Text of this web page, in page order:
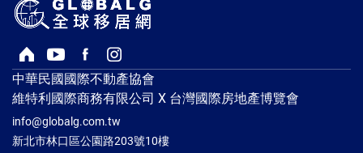
回首頁Youtube頻道
Facebook粉絲專頁
Instagram
中華民國國際不動產協會
維特利國際商務有限公司 X 台灣國際房地產博覽會
info@globalg.com.tw
新北市林口區公園路203號10樓